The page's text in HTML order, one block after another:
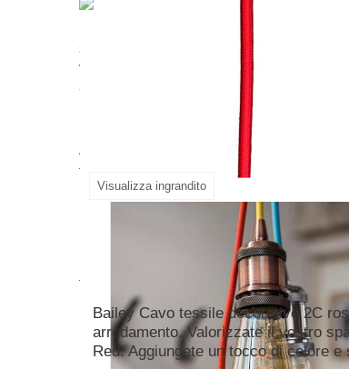
Visualizza ingrandito
Elevate i vostri apparecchi di
senza soluzione di continuità,
vibrante
colore rosso e il resistente
apparecchi di illuminazione in
Accessori per Cavo
Bailey Cavo tessile decorativo 2C
arredamento. Valorizzate il vostro
Red. Aggiungete un tocco di colore